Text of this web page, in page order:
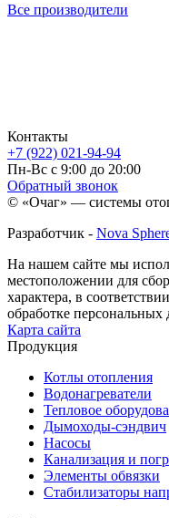
Все производители
Контакты
+7 (922) 021-94-94
Пн-Вс с 9:00 до 20:00
Обратный звонок
© «Очаг» — системы
Разработчик - Nova
На нашем сайте мы
местоположении для
характера, в
обработке персональных
Карта сайта
Продукция
Котлы отопления
Водонагреватели
Тепловое
Дымоходы-сэндвич
Насосы
Канализация и
Элементы обвязки
Стабилизаторы